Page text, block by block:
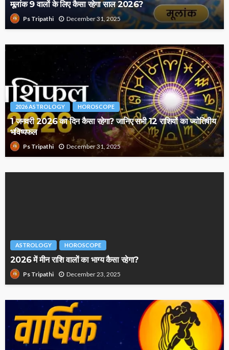
मूलांक 9 वालों के लिए कैसा रहेगा साल 2026?
Ps Tripathi December 31, 2025
2026 ASTROLOGY HOROSCOPE
1 जनवरी 2026 का दिन कैसा रहेगा? जानिए सभी 12 राशियों का ज्योतिषीय
भविष्यफल
Ps Tripathi December 31, 2025
ASTROLOGY HOROSCOPE
2026 में मीन राशि वालों का भाग्य कैसा रहेगा?
Ps Tripathi December 23, 2025